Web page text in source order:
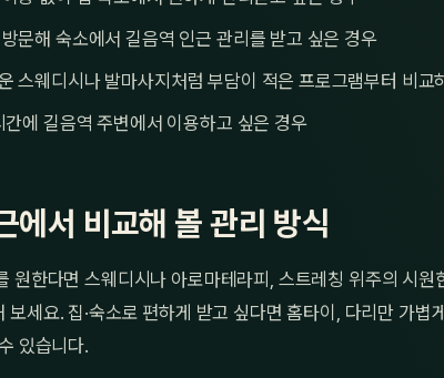
문해 숙소에서 길음역 인근 관리를 받고 싶은 경우
스웨디시나 발마사지처럼 부담이 적은 프로그램부터 비교
에 길음역 주변에서 이용하고 싶은 경우
에서 비교해 볼 관리 방식
원한다면 스웨디시나 아로마테라피, 스트레칭 위주의 시원
보세요. 집·숙소로 편하게 받고 싶다면 홈타이, 다리만 가볍
있습니다.